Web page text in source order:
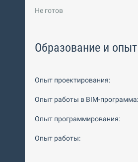
Не готов
Образование и
Опыт проектирования:
Опыт работы в BIM-
Опыт программирования:
Опыт работы: